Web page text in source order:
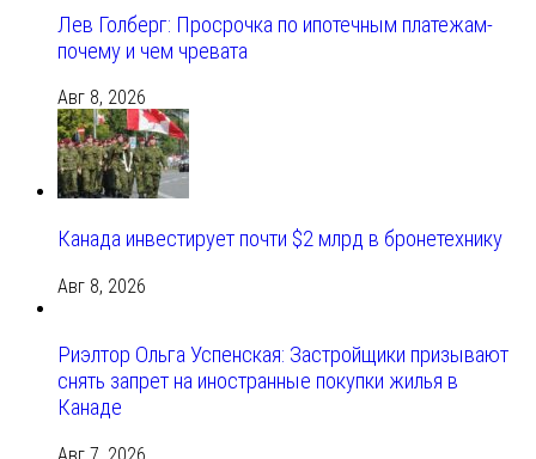
Лев Голберг: Просрочка по ипотечным платежам-
почему и чем чревата
Авг 8, 2026
Канада инвестирует почти $2 млрд в бронетехнику
Авг 8, 2026
Риэлтор Ольга Успенская: Застройщики призывают
снять запрет на иностранные покупки жилья в
Канаде